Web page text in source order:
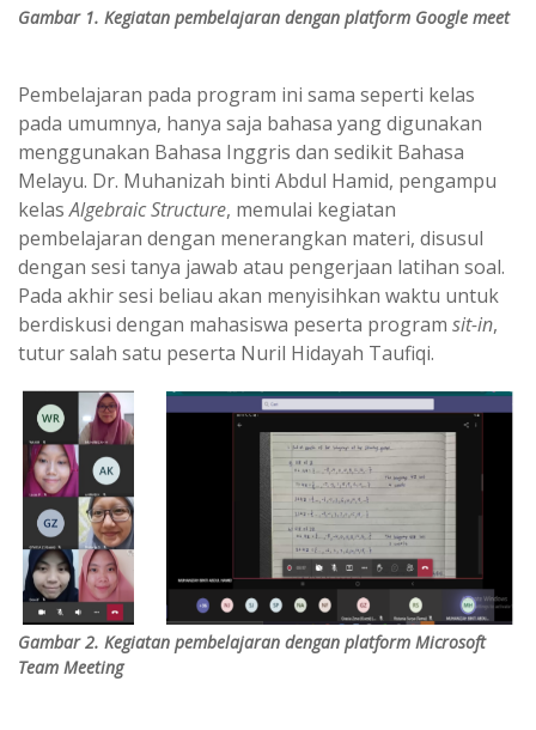
Gambar 1. Kegiatan pembelajaran dengan platform Google meet
Pembelajaran pada program ini sama seperti kelas
pada umumnya, hanya saja bahasa yang digunakan
menggunakan Bahasa Inggris dan sedikit Bahasa
Melayu. Dr. Muhanizah binti Abdul Hamid, pengampu
kelasAlgebraic Structure, memulai kegiatan
pembelajaran dengan menerangkan materi, disusul
dengan sesi tanya jawab atau pengerjaan latihan soal.
Pada akhir sesi beliau akan menyisihkan waktu untuk
berdiskusi dengan mahasiswa peserta program sit-in,
tutur salah satu peserta Nuril Hidayah Taufiqi.
Gambar 2. Kegiatan pembelajaran dengan platform Microsoft
Team Meeting